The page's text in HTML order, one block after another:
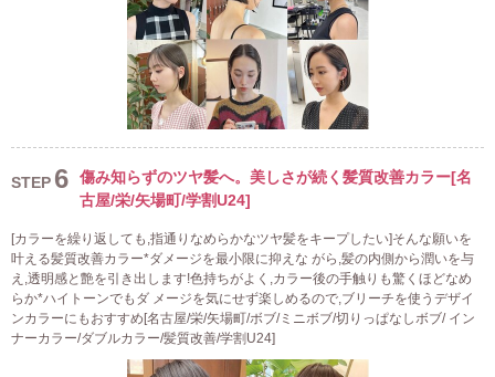
STEP 6
傷み知らずのツヤ髪へ。美しさが続く髪質改善カラー[名
古屋/栄/矢場町/学割U24]
[カラーを繰り返しても,指通りなめらかなツヤ髪をキープしたい]そんな願いを
叶える髪質改善カラー*ダメージを最小限に抑えな がら,髪の内側から潤いを与
え,透明感と艶を引き出します!色持ちがよく,カラー後の手触りも驚くほどなめ
らか*ハイトーンでもダ メージを気にせず楽しめるので,ブリーチを使うデザイ
ンカラーにもおすすめ[名古屋/栄/矢場町/ボブ/ミニボブ/切りっぱなしボブ/ イン
ナーカラー/ダブルカラー/髪質改善/学割U24]